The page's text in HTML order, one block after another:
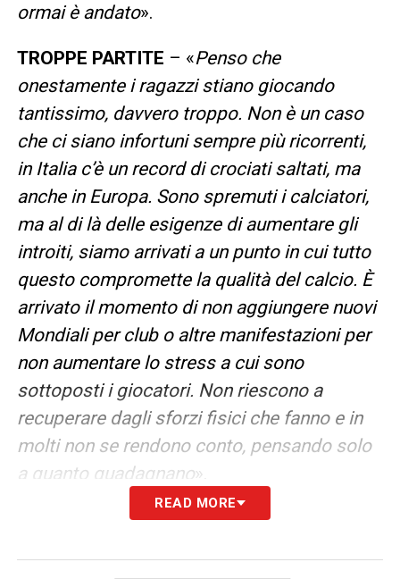
ormai è andato».
TROPPE PARTITE – «Penso che
onestamente i ragazzi stiano giocando
tantissimo, davvero troppo. Non è un caso
che ci siano infortuni sempre più ricorrenti,
in Italia c’è un record di crociati saltati, ma
anche in Europa. Sono spremuti i calciatori,
ma al di là delle esigenze di aumentare gli
introiti, siamo arrivati a un punto in cui tutto
questo compromette la qualità del calcio. È
arrivato il momento di non aggiungere nuovi
Mondiali per club o altre manifestazioni per
non aumentare lo stress a cui sono
sottoposti i giocatori. Non riescono a
recuperare dagli sforzi fisici che fanno e in
molti non se rendono conto, pensando solo
a quanto guadagnano».
READ MORE